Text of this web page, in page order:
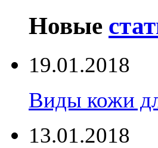
Новые
19.01.2018
Виды кожи
13.01.2018